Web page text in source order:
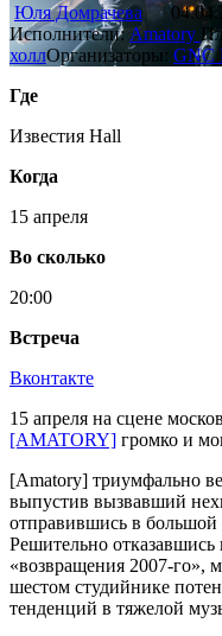
Юля Домрачева
Исполнители:Amatory
холлОрганизаторы: GNC
Где
Известия Hall
Когда
15 апреля
Во сколько
20:00
Встреча
Вконтакте
15 апреля на сцене
[AMATORY] громко и
[Amatory] триумфально
выпустив вызвавший
отправившись в большой
Решительно
«возвращения 2007-го»,
шестом студийнике
тенденций в тяжелой